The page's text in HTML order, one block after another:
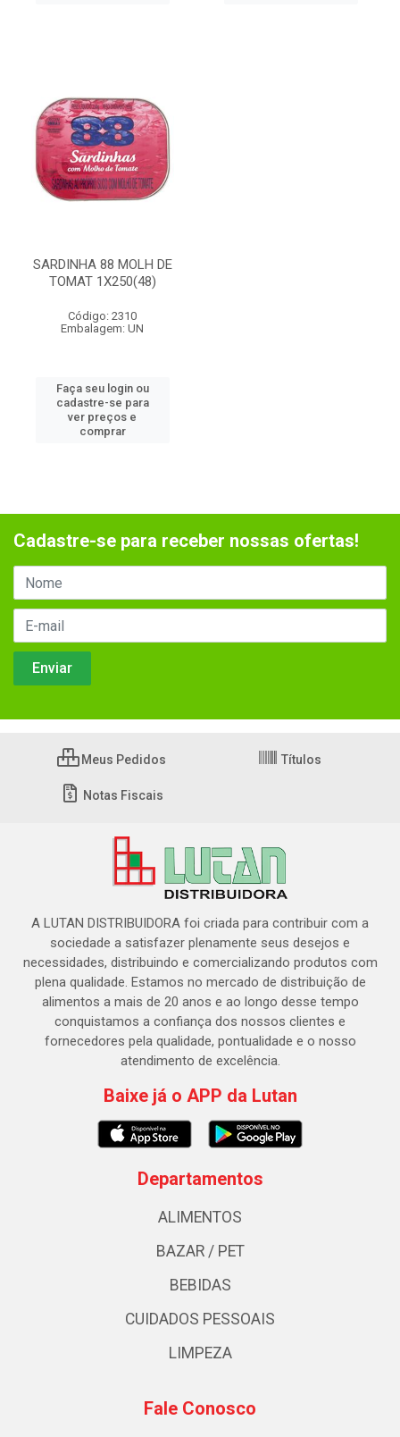
SARDINHA 88 MOLH DE
TOMAT 1X250(48)
Código: 2310
Embalagem: UN
Faça seu login ou
cadastre-se para
ver preços e
comprar
Cadastre-se para receber nossas ofertas!
Meus Pedidos Títulos
Notas Fiscais
A LUTAN DISTRIBUIDORA foi criada para contribuir com a
sociedade a satisfazer plenamente seus desejos e
necessidades, distribuindo e comercializando produtos com
plena qualidade. Estamos no mercado de distribuição de
alimentos a mais de 20 anos e ao longo desse tempo
conquistamos a confiança dos nossos clientes e
fornecedores pela qualidade, pontualidade e o nosso
atendimento de excelência.
Baixe já o APP da Lutan
Departamentos
ALIMENTOS
BAZAR / PET
BEBIDAS
CUIDADOS PESSOAIS
LIMPEZA
Fale Conosco